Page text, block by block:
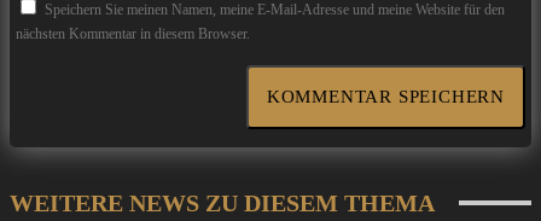
Speichern Sie meinen Namen, meine E-Mail-Adresse und meine Website für den
nächsten Kommentar in diesem Browser.
WEITERE NEWS ZU DIESEM THEMA